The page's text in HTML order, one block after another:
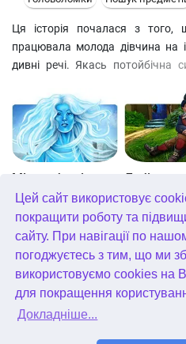
Цей сайт використовує
покращити роботу та
сайту. При навігації по
погоджуєтесь з тим, що ми
використовуємо cookies на
для покращення
Докладніше...
Ця історія почалася з
працювала молода дівчина на
дивні речі. Якась потойбічна
одного з дітей. Поліція, яка
змогла з'ясувати. І лише один
Хезер візитівку людини на ім'я
Вони домовилися зустрітися у
Небесні землі. Пробудження гігантів. колекційне видання